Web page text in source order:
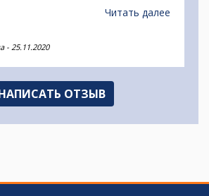
головокружения, а она
Читать далее
- 25.11.2020
ОТЗЫВ